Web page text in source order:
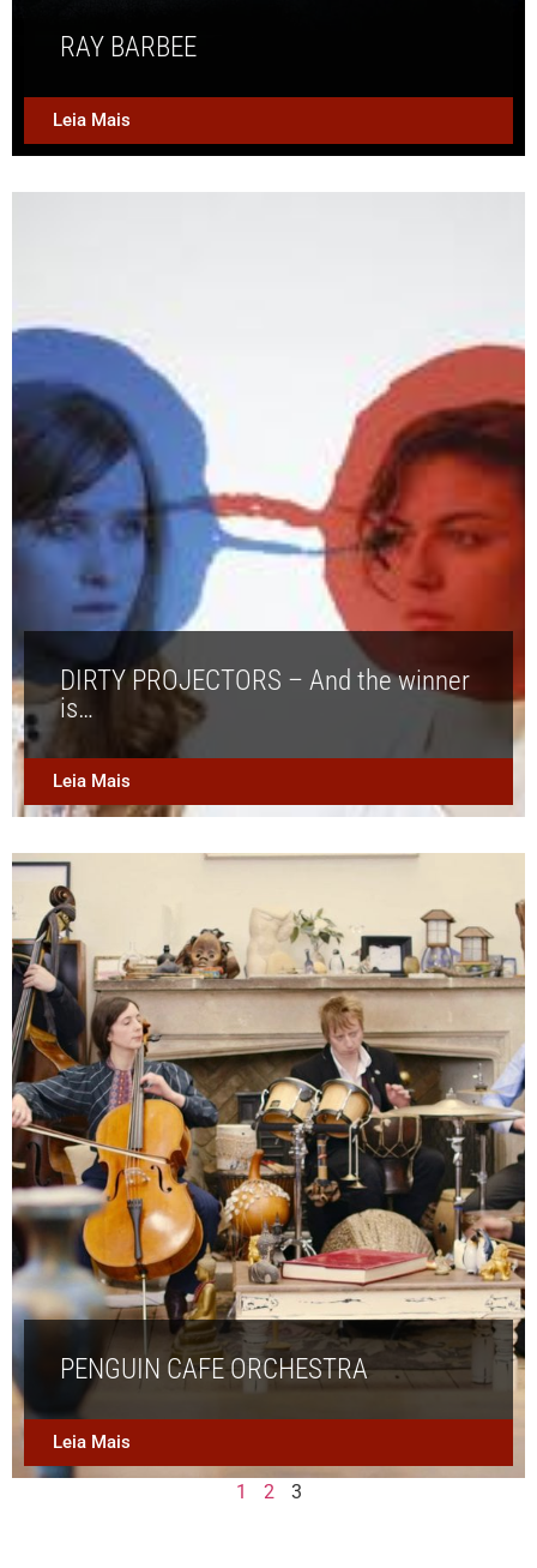
RAY BARBEE
Leia Mais
DIRTY PROJECTORS – And the winner
is…
Leia Mais
PENGUIN CAFE ORCHESTRA
Leia Mais
1 2 3